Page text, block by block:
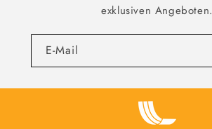
exklusiven Angeboten.
E-Mail